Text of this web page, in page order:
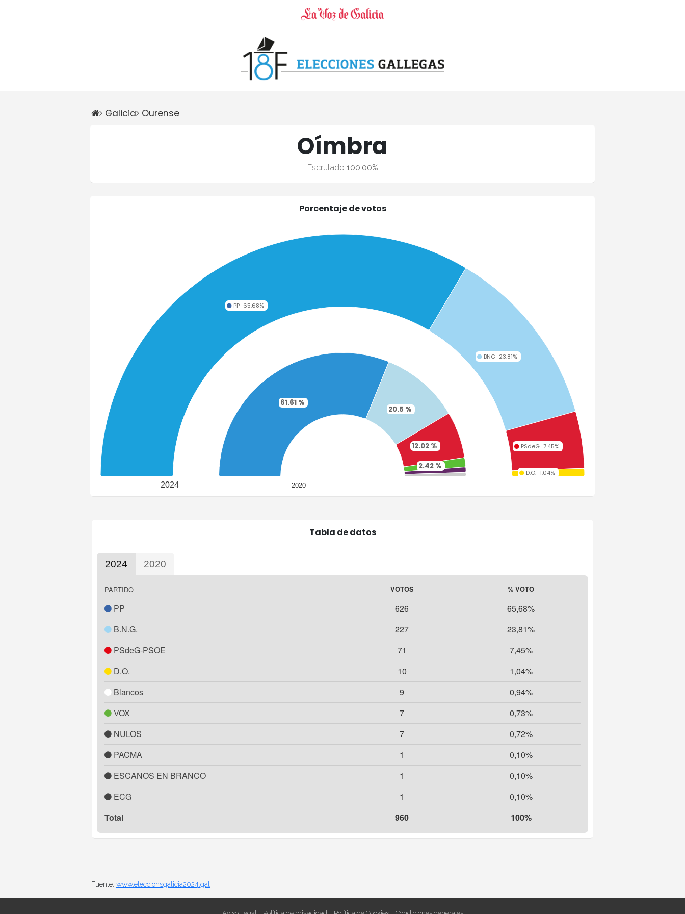
Galicia Ourense
Oímbra
Escrutado 100,00%
Porcentaje de votos
61.61 %
20.5 %
12.02 %
2.42 %
1.41 %
1.01 %
PP 65.68%
BNG 23.81%
PSdeG 7.45%
D.O. 1.04%
2024 2020
Tabla de datos
2024 2020
PARTIDO VOTOS % VOTO
PP 626
65,68%
B.N.G.
227
23,81%
PSdeG-PSOE
71
7,45%
D.O.
10
1,04%
Blancos
9
0,94%
VOX
7
0,73%
NULOS
7
0,72%
PACMA
1
0,10%
ESCANOS EN BRANCO
1
0,10%
ECG
1
0,10%
Total
960 100%
Fuente: www.eleccionsgalicia2024.gal